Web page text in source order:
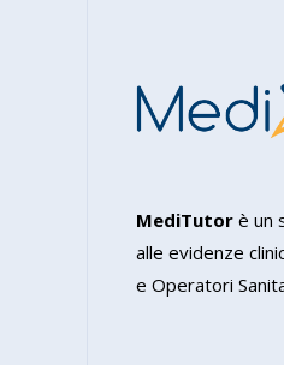
MediTutor è un
alle evidenze
e Operatori